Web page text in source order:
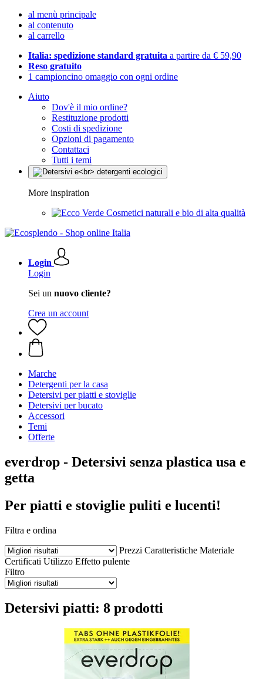
al menù principale
al contenuto
al carrello
Italia: spedizione standard gratuita a partire da € 59,90
Reso gratuito
1 campioncino omaggio con ogni ordine
Aiuto
Dov'è il mio ordine?
Restituzione prodotti
Costi di spedizione
Opzioni di pagamento
Contattaci
Tutti i temi
More inspiration
Cosmetici naturali e bio di alta qualità
Login
Login
Sei un nuovo cliente?
Crea un account
Marche
Detergenti per la casa
Detersivi per piatti e stoviglie
Detersivi per bucato
Accessori
Temi
Offerte
everdrop - Detersivi senza plastica usa e
getta
Per piatti e stoviglie puliti e lucenti!
Filtra e ordina
Prezzi Caratteristiche Materiale
Certificati Utilizzo Effetto pulente
Filtro
Detersivi piatti: 8 prodotti